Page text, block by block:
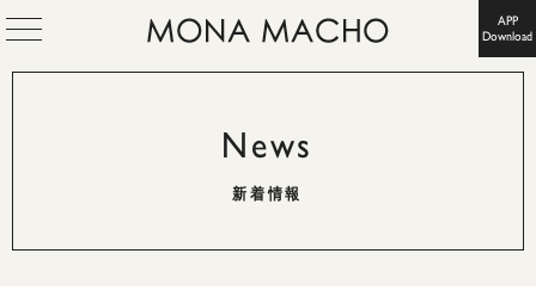
APP
Download
News
新着情報